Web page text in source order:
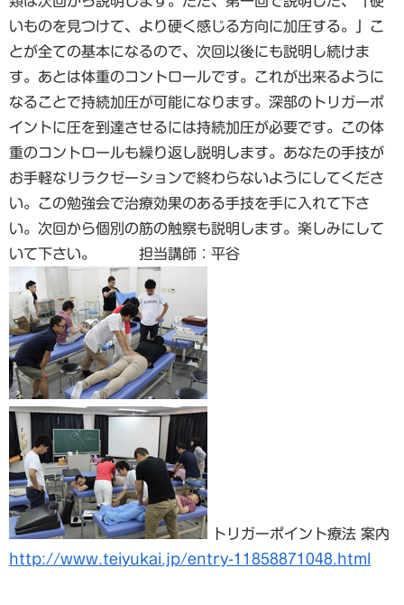
いものを見つけて、より硬く感じる方向に加圧する。」こ
とが全ての基本になるので、次回以後にも説明し続けま
す。あとは体重のコントロールです。これが出来るように
なることで持続加圧が可能になります。深部のトリガーポ
イントに圧を到達させるには持続加圧が必要です。この体
重のコントロールも繰り返し説明します。あなたの手技が
お手軽なリラクゼーションで終わらないようにしてくださ
い。この勉強会で治療効果のある手技を手に入れて下さ
い。次回から個別の筋の触察も説明します。楽しみにして
いて下さい。 担当講師：平谷
トリガーポイント療法 案内
http://www.teiyukai.jp/entry-11858871048.html